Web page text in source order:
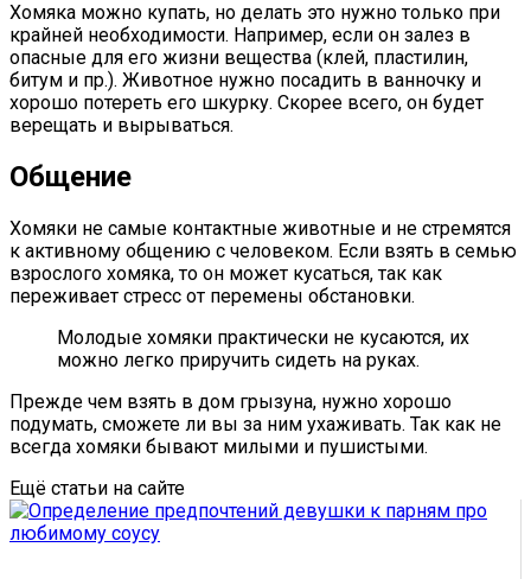
Хомяка можно купать, но делать это нужно только при
крайней необходимости. Например, если он залез в
опасные для его жизни вещества (клей, пластилин,
битум и пр.). Животное нужно посадить в ванночку и
хорошо потереть его шкурку. Скорее всего, он будет
верещать и вырываться.
Общение
Хомяки не самые контактные животные и не стремятся
к активному общению с человеком. Если взять в семью
взрослого хомяка, то он может кусаться, так как
переживает стресс от перемены обстановки.
Молодые хомяки практически не кусаются, их
можно легко приручить сидеть на руках.
Прежде чем взять в дом грызуна, нужно хорошо
подумать, сможете ли вы за ним ухаживать. Так как не
всегда хомяки бывают милыми и пушистыми.
Ещё статьи на сайте